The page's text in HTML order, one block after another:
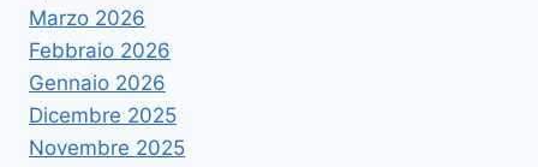
Marzo 2026
Febbraio 2026
Gennaio 2026
Dicembre 2025
Novembre 2025